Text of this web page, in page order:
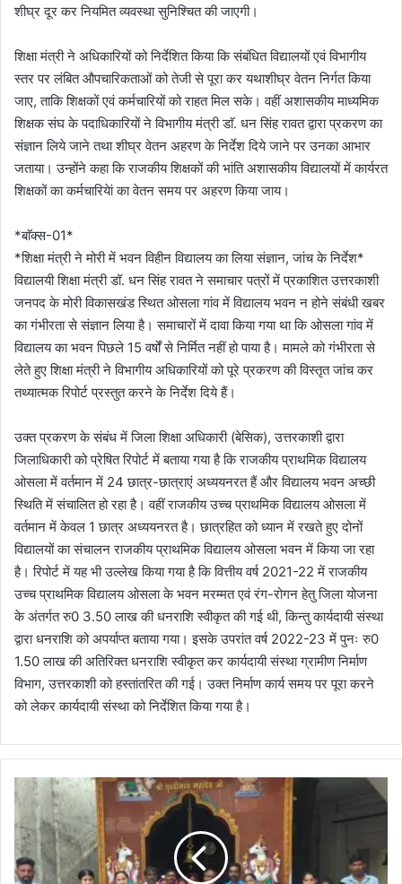
शीघ्र दूर कर नियमित व्यवस्था सुनिश्चित की जाएगी।
शिक्षा मंत्री ने अधिकारियों को निर्देशित किया कि संबंधित विद्यालयों एवं विभागीय
स्तर पर लंबित औपचारिकताओं को तेजी से पूरा कर यथाशीघ्र वेतन निर्गत किया
जाए, ताकि शिक्षकों एवं कर्मचारियों को राहत मिल सके। वहीं अशासकीय माध्यमिक
शिक्षक संघ के पदाधिकारियों ने विभागीय मंत्री डाॅ. धन सिंह रावत द्वारा प्रकरण का
संज्ञान लिये जाने तथा शीघ्र वेतन अहरण के निर्देश दिये जाने पर उनका आभार
जताया। उन्होंने कहा कि राजकीय शिक्षकों की भांति अशासकीय विद्यालयों में कार्यरत
शिक्षकों का कर्मचारियेां का वेतन समय पर अहरण किया जाय।
*बाॅक्स-01*
*शिक्षा मंत्री ने मोरी में भवन विहीन विद्यालय का लिया संज्ञान, जांच के निर्देश*
विद्यालयी शिक्षा मंत्री डॉ. धन सिंह रावत ने समाचार पत्रों में प्रकाशित उत्तरकाशी
जनपद के मोरी विकासखंड स्थित ओसला गांव में विद्यालय भवन न होने संबंधी खबर
का गंभीरता से संज्ञान लिया है। समाचारों में दावा किया गया था कि ओसला गांव में
विद्यालय का भवन पिछले 15 वर्षों से निर्मित नहीं हो पाया है। मामले को गंभीरता से
लेते हुए शिक्षा मंत्री ने विभागीय अधिकारियों को पूरे प्रकरण की विस्तृत जांच कर
तथ्यात्मक रिपोर्ट प्रस्तुत करने के निर्देश दिये हैं।
उक्त प्रकरण के संबंध में जिला शिक्षा अधिकारी (बेसिक), उत्तरकाशी द्वारा
जिलाधिकारी को प्रेषित रिपोर्ट में बताया गया है कि राजकीय प्राथमिक विद्यालय
ओसला में वर्तमान में 24 छात्र-छात्राएं अध्ययनरत हैं और विद्यालय भवन अच्छी
स्थिति में संचालित हो रहा है। वहीं राजकीय उच्च प्राथमिक विद्यालय ओसला में
वर्तमान में केवल 1 छात्र अध्ययनरत है। छात्रहित को ध्यान में रखते हुए दोनों
विद्यालयों का संचालन राजकीय प्राथमिक विद्यालय ओसला भवन में किया जा रहा
है। रिपोर्ट में यह भी उल्लेख किया गया है कि वित्तीय वर्ष 2021-22 में राजकीय
उच्च प्राथमिक विद्यालय ओसला के भवन मरम्मत एवं रंग-रोगन हेतु जिला योजना
के अंतर्गत रु0 3.50 लाख की धनराशि स्वीकृत की गई थी, किन्तु कार्यदायी संस्था
द्वारा धनराशि को अपर्याप्त बताया गया। इसके उपरांत वर्ष 2022-23 में पुनः रु0
1.50 लाख की अतिरिक्त धनराशि स्वीकृत कर कार्यदायी संस्था ग्रामीण निर्माण
विभाग, उत्तरकाशी को हस्तांतरित की गई। उक्त निर्माण कार्य समय पर पूरा करने
को लेकर कार्यदायी संस्था को निर्देशित किया गया है।
1
क
न्या
ओं
के